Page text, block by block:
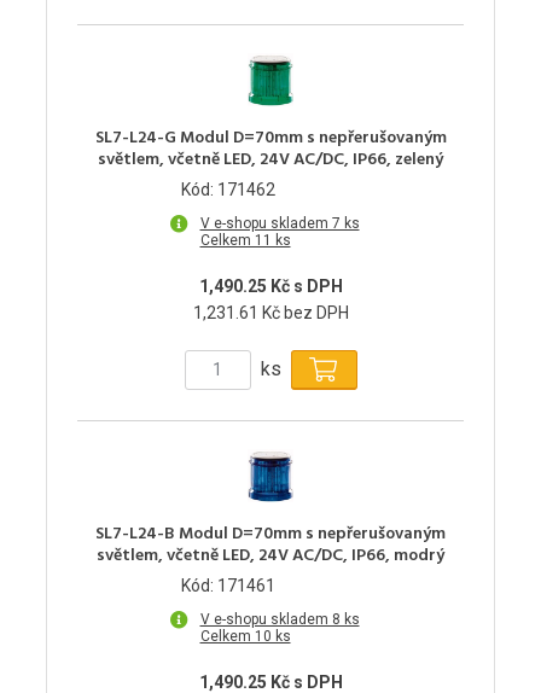
SL7-L24-G Modul D=70mm s nepřerušovaným
světlem, včetně LED, 24V AC/DC, IP66, zelený
Kód: 171462
V e-shopu skladem 7 ks
Celkem 11 ks
1,490.25 Kč s DPH
1,231.61 Kč bez DPH
ks
SL7-L24-B Modul D=70mm s nepřerušovaným
světlem, včetně LED, 24V AC/DC, IP66, modrý
Kód: 171461
V e-shopu skladem 8 ks
Celkem 10 ks
1,490.25 Kč s DPH